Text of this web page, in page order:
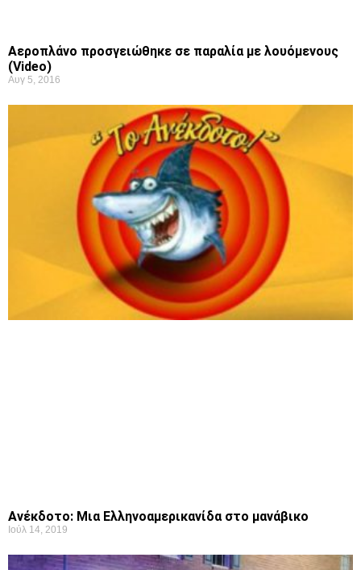
Αεροπλάνο προσγειώθηκε σε παραλία με λουόμενους
(Video)
Αυγ 5, 2016
Ανέκδοτο: Μια Ελληνοαμερικανίδα στο μανάβικο
Ιούλ 14, 2019